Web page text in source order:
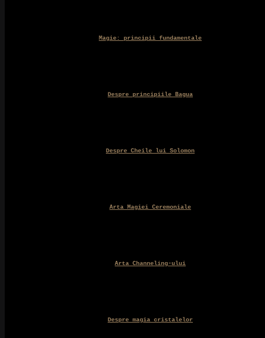
Magie: principii fundamentale
Despre principiile Bagua
Despre Cheile lui Solomon
Arta Magiei Ceremoniale
Arta Channeling-ului
Despre magia cristalelor